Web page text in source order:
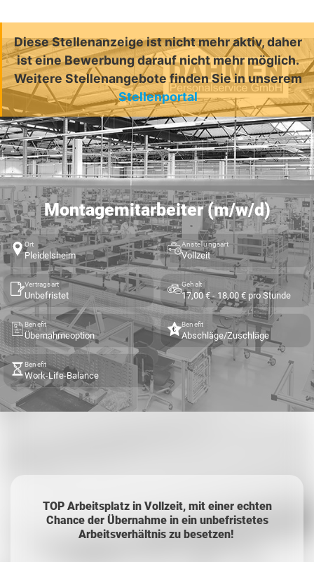
Diese Stellenanzeige ist nicht mehr aktiv, daher
ist eine Bewerbung darauf nicht mehr möglich.
Weitere Stellenangebote finden Sie in unserem
Stellenportal
Montagemitarbeiter (m/w/d)
Ort
Pleidelsheim
Anstellungsart
Vollzeit
Vertragsart
Unbefristet
Gehalt
17,00 € - 18,00 € pro Stunde
Benefit
Übernahmeoption
Benefit
Abschläge/Zuschläge
Benefit
Work-Life-Balance
TOP Arbeitsplatz in Vollzeit, mit einer echten
Chance der Übernahme in ein unbefristetes
Arbeitsverhältnis zu besetzen!